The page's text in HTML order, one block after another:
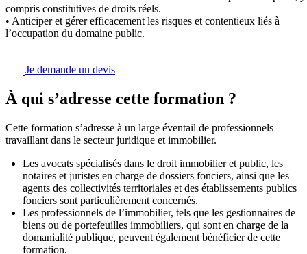
compris constitutives de droits réels.
• Anticiper et gérer efficacement les risques et contentieux liés à
l’occupation du domaine public.
Je demande un devis
À qui s’adresse cette formation ?
Cette formation s’adresse à un large éventail de professionnels
travaillant dans le secteur juridique et immobilier.
Les avocats spécialisés dans le droit immobilier et public, les
notaires et juristes en charge de dossiers fonciers, ainsi que les
agents des collectivités territoriales et des établissements publics
fonciers sont particulièrement concernés.
Les professionnels de l’immobilier, tels que les gestionnaires de
biens ou de portefeuilles immobiliers, qui sont en charge de la
domanialité publique, peuvent également bénéficier de cette
formation.